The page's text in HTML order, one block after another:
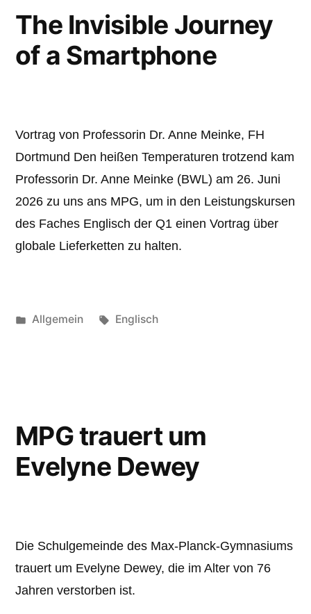
The Invisible Journey
of a Smartphone
Vortrag von Professorin Dr. Anne Meinke, FH
Dortmund Den heißen Temperaturen trotzend kam
Professorin Dr. Anne Meinke (BWL) am 26. Juni
2026 zu uns ans MPG, um in den Leistungskursen
des Faches Englisch der Q1 einen Vortrag über
globale Lieferketten zu halten.
Veröffentlicht
Allgemein Schlagwörter:
Englisch
MPG trauert um
Evelyne Dewey
Die Schulgemeinde des Max-Planck-Gymnasiums
trauert um Evelyne Dewey, die im Alter von 76
Jahren verstorben ist.